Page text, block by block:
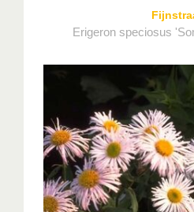
Erigeron speciosus